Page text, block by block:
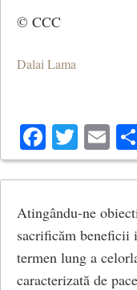
© CCC
Dalai Lama
Atingându-ne
sacrificăm beneficii
termen lung a
caracterizată de